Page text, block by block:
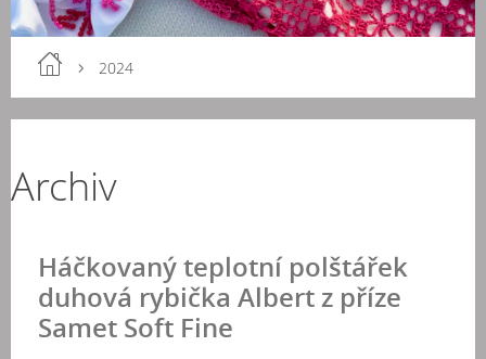
2024
Archiv
Háčkovaný teplotní polštářek
duhová rybička Albert z příze
Samet Soft Fine